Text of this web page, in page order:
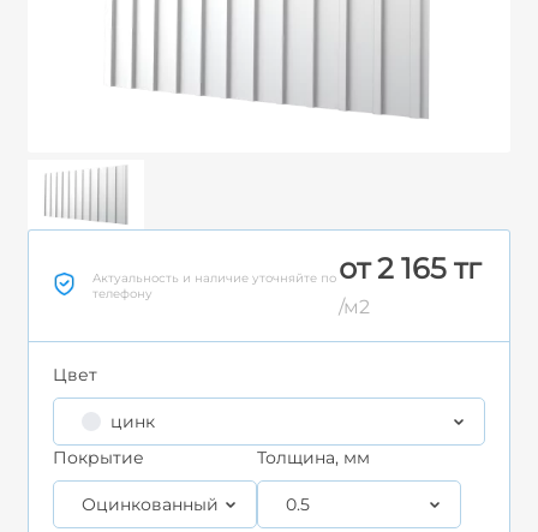
Актуальность и наличие уточняйте по
телефону
от 2 165 тг
/м2
Цвет
цинк
Покрытие
Оцинкованный
Толщина, мм
0.5